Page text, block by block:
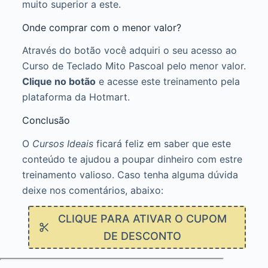
muito superior a este.
Onde comprar com o menor valor?
Através do botão você adquiri o seu acesso ao
Curso de Teclado Mito Pascoal pelo menor valor.
Clique no botãoe acesse este treinamento pela
plataforma da Hotmart.
Conclusão
O Cursos Ideaisficará feliz em saber que este
conteúdo te ajudou a poupar dinheiro com estre
treinamento valioso. Caso tenha alguma dúvida
deixe nos comentários, abaixo:
CLIQUE PARA ATIVAR O CUPOM
DE DESCONTO